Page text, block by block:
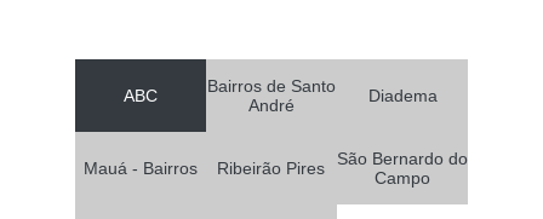
ABC
Bairros de Santo
André
Diadema
Mauá - Bairros Ribeirão Pires
São Bernardo do
Campo